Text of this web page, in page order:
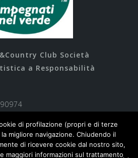
Club Società
a Responsabilità
di profilazione (propri e di terze
migliore navigazione. Chiudendo il
di ricevere cookie dal nostro sito,
maggiori informazioni sul trattamento